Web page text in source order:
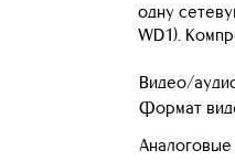
одну
WD1).
Видео/
Формат
Аналоговые